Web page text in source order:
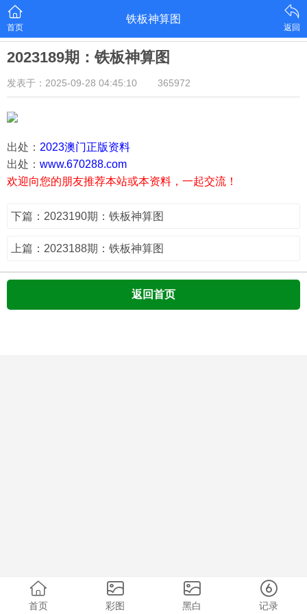
首页
铁板神算图
返回
2023189期：铁板神算图
发表于：2025-09-28 04:45:10 365972
出处： 2023澳门正版资料
出处： www.670288.com
欢迎向您的朋友推荐本站或本资料，一起交流！
下篇：2023190期：铁板神算图
上篇：2023188期：铁板神算图
返回首页
首页 彩图 黑白 记录